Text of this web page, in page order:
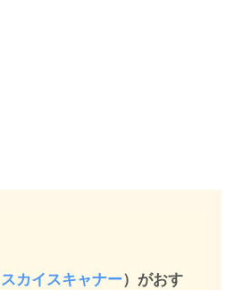
スカイスキャナー）がおす